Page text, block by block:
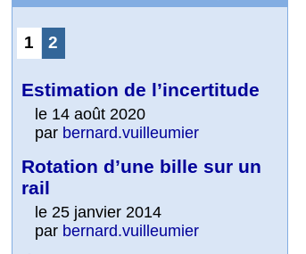
1 2
Estimation de l’incertitude
le 14 août 2020
par bernard.vuilleumier
Rotation d’une bille sur un
rail
le 25 janvier 2014
par bernard.vuilleumier